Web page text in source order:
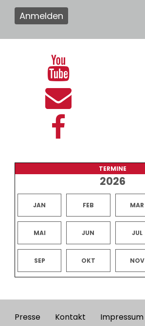
Anmelden
TERMINE
2026
JAN FEB MAR
MAI JUN JUL
SEP OKT NOV
Presse Kontakt Impressum